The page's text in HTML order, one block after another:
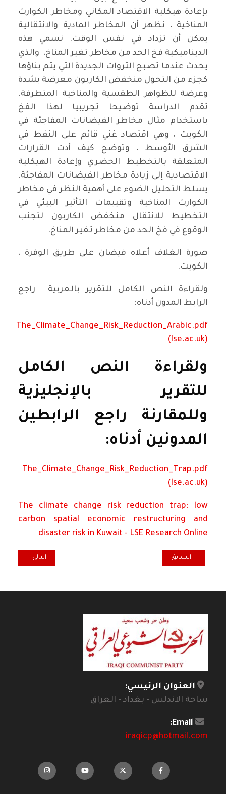
بإعادة هيكلية الاقتصاد المكاني ومخاطر الكوارث
المناخية ، نظهر أن المخاطر المادية والانتقالية
يمكن أن تزداد في نفس الوقت. نسمي هذه
الديناميكية فخ الحد من مخاطر تغير المناخ، والذي
يحدث عندما تصبح الثروات الجديدة التي يتم بناؤها
كجزء من التحول منخفض الكاربون معرضة بشدة
وعرضة للظواهر الطقسية والمناخية المتطرفة.
تقدم الدراسة توضيحا تجريبيا لهذا الفخ
باستخدام مثال مخاطر الفيضانات المفاجئة في
الكويت ، وهي اقتصاد غني قائم على النفط في
الشرق الأوسط ، وتوضح كيف أدت القرارات
المتعلقة بالتخطيط الحضري وإعادة الهيكلية
الاقتصادية إلى زيادة مخاطر الفيضانات المفاجئة.
يسلط التحليل الضوء على أهمية النظر في مخاطر
الكوارث المناخية وتقييمات التأثير البيئي في
التخطيط للانتقال منخفض الكاربون لتجنب
الوقوع في فخ الحد من مخاطر تغير المناخ.
صورة الغلاف أعلاه فيضان على طريق الوفرة ،
الكويت.
ولقراءة النص الكامل للتقرير بالعربية راجع
الرابط المدون أدناه:
The_Climate_Change_Risk_Reduction_Arabic.pdf
(lse.ac.uk)
ولقراءة النص الكامل
للتقرير بالإنجليزية
وللمقارنة راجع الرابطين
المدونين أدناه:
The_Climate_Change_Risk_Reduction_Trap.pdf
(lse.ac.uk)
The climate change risk reduction trap: low
carbon spatial economic restructuring and
disaster risk in Kuwait - LSE Research Online
المقال السابق: حرب لا مثيل لها: التحدي والتغيير في تغطية أخبار غزة /
السابق المقال التالي:
التالي
العنوان الرئيسي:
ساحة الاندلس - بغداد - العراق
Email:
iraqicp@hotmail.com